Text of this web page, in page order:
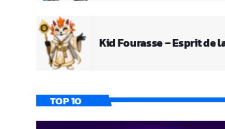
Kid Fourasse – Esprit de
TOP 10